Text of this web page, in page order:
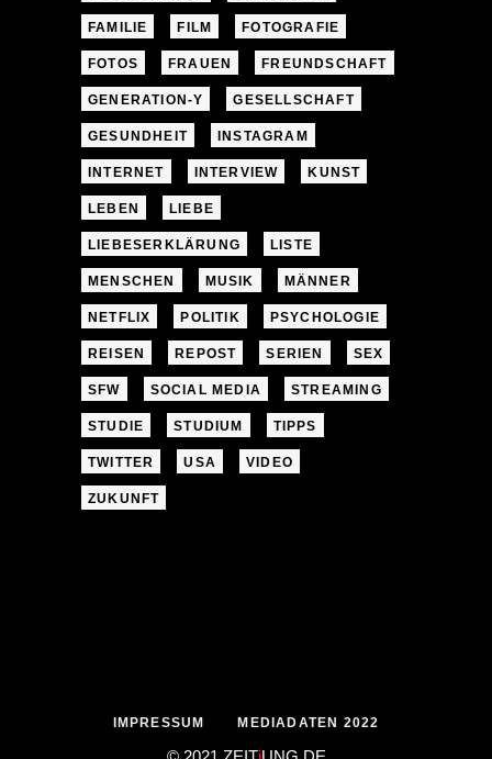
FAMILIE FILM FOTOGRAFIE
FOTOS FRAUEN FREUNDSCHAFT
GENERATION-Y GESELLSCHAFT
GESUNDHEIT INSTAGRAM
INTERNET INTERVIEW KUNST
LEBEN LIEBE
LIEBESERKLÄRUNG LISTE
MENSCHEN MUSIK MÄNNER
NETFLIX POLITIK PSYCHOLOGIE
REISEN REPOST SERIEN SEX
SFW SOCIAL MEDIA STREAMING
STUDIE STUDIUM TIPPS
TWITTER USA VIDEO
ZUKUNFT
IMPRESSUM MEDIADATEN 2022